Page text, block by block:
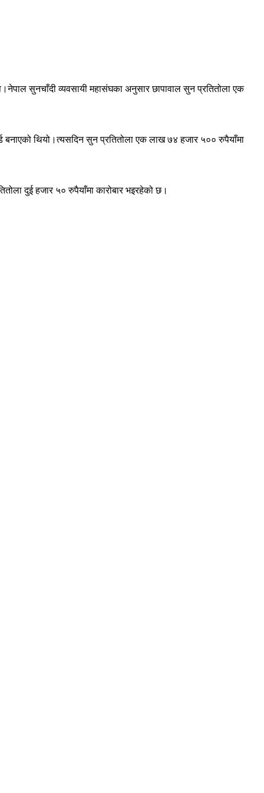
सुनचाँदी व्यवसायी महासंघका अनुसार छापावाल सुन प्रतितोला एक
बनाएको थियो।त्यसदिन सुन प्रतितोला एक लाख ७४ हजार ५०० रुपैयाँमा
दुई हजार ५० रुपैयाँमा कारोबार भइरहेको छ।